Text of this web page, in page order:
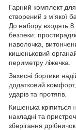
Гарний комплект
створений з м’якої
До набору входять
безпеки:
наволочка,
кишеньковий
периметру ліжечка.
Захисні бортики
додатковий
ударів та протягів.
Кишенька кріпиться
накладні та
зберігання дрібничок.